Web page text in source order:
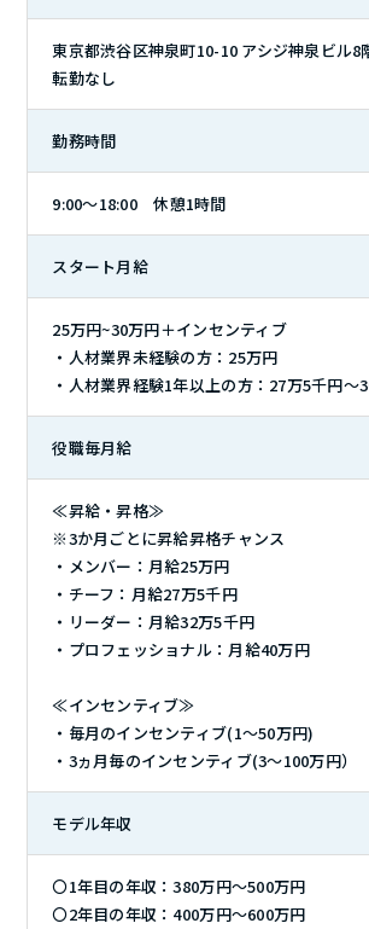
東京都渋谷区神泉町10-10 アシジ神泉ビル8
転勤なし
勤務時間
9:00〜18:00 休憩1時間
スタート月給
25万円~30万円＋インセンティブ
・人材業界未経験の方：25万円
・人材業界経験1年以上の方：27万5千円～
役職毎月給
≪昇給・昇格≫
※3か月ごとに昇給昇格チャンス
・メンバー：月給25万円
・チーフ：月給27万5千円
・リーダー：月給32万5千円
・プロフェッショナル：月給40万円
≪インセンティブ≫
・毎月のインセンティブ(1～50万円)
・3ヵ月毎のインセンティブ(3～100万円）
モデル年収
〇1年目の年収：380万円～500万円
〇2年目の年収：400万円～600万円